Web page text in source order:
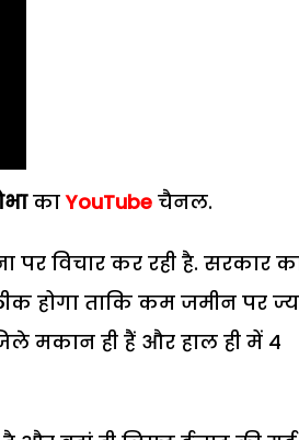
काYouTube चैनल.
विचार कर रही है. सरकार
होगा ताकि कम जमीन पर
मकान ही हैं और हाल ही में 4